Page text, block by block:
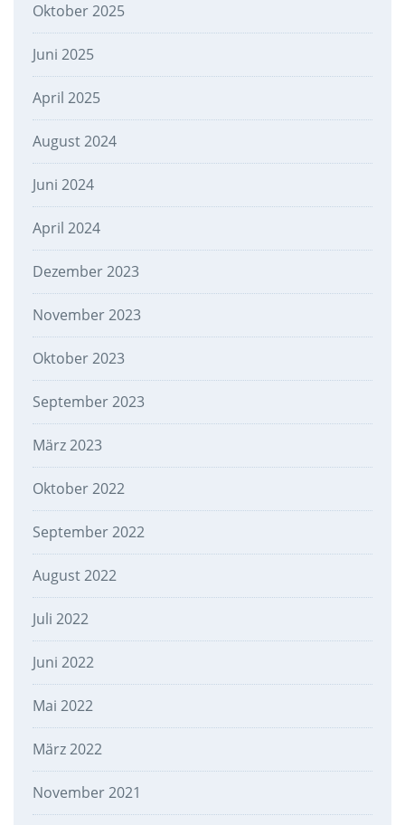
Oktober 2025
Juni 2025
April 2025
August 2024
Juni 2024
April 2024
Dezember 2023
November 2023
Oktober 2023
September 2023
März 2023
Oktober 2022
September 2022
August 2022
Juli 2022
Juni 2022
Mai 2022
März 2022
November 2021